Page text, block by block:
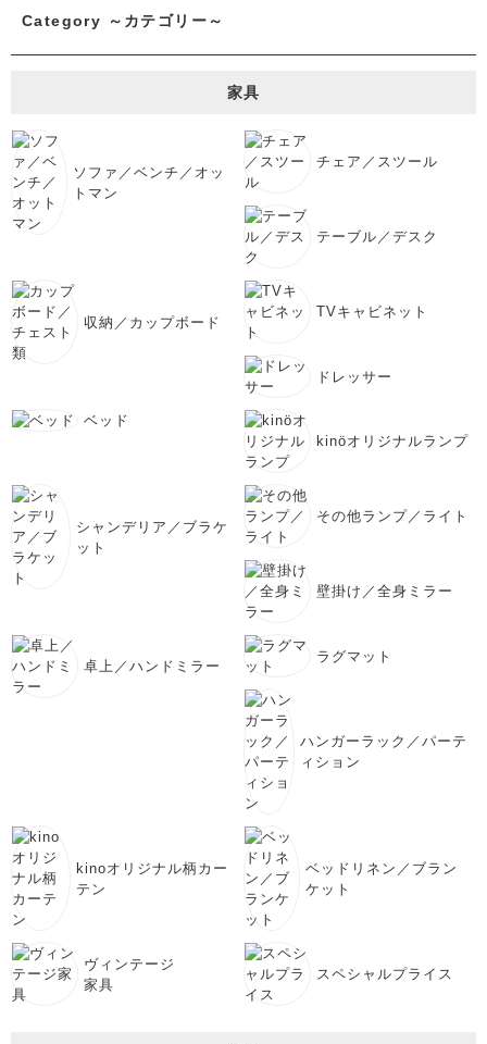
Category ～カテゴリー～
家具
ソファ／ベンチ／オッ
トマン
チェア／スツール
テーブル／デスク
収納／カップボード
TVキャビネット
ドレッサー
ベッド
kinöオリジナルランプ
シャンデリア／ブラケ
ット
その他ランプ／ライト
壁掛け／全身ミラー
卓上／ハンドミラー
ラグマット
ハンガーラック／パーテ
ィション
kinoオリジナル柄カー
テン
ベッドリネン／ブラン
ケット
ヴィンテージ
家具
スペシャルプライス